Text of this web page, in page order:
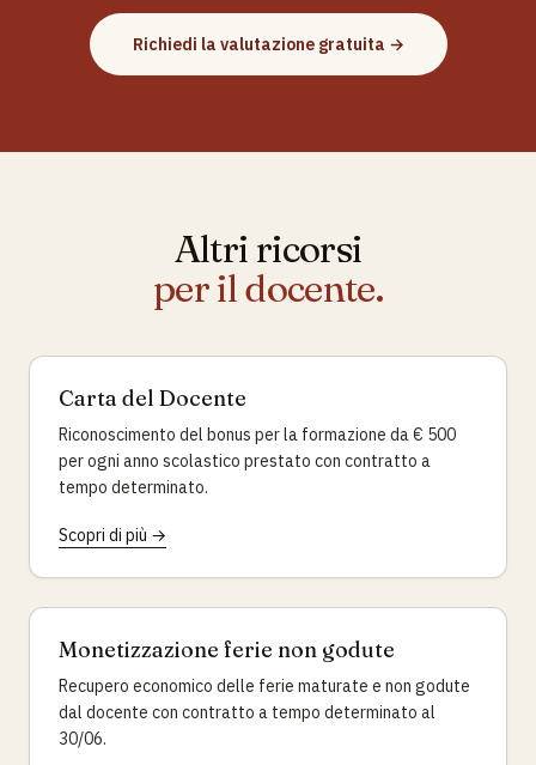
Richiedi la valutazione gratuita →
Altri ricorsi
per il docente.
Carta del Docente
Riconoscimento del bonus per la formazione da € 500
per ogni anno scolastico prestato con contratto a
tempo determinato.
Scopri di più →
Monetizzazione ferie non godute
Recupero economico delle ferie maturate e non godute
dal docente con contratto a tempo determinato al
30/06.